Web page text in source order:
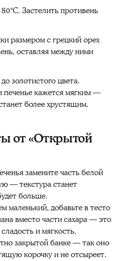
Застелить противень
размером с грецкий орех
оставляя между ними
золотистого цвета.
печенье кажется мягким —
более хрустящим.
от «Открытой
замените часть белой
— текстура станет
больше.
маленький, добавьте в тесто
вместо части сахара — это
и мягкость.
закрытой банке — так оно
корочку и не отсыреет.